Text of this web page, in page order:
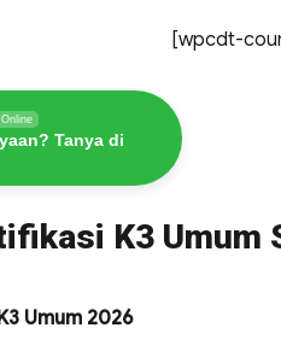
[wpcdt-
Online
Tanya di
K3 Umum
Umum 2026